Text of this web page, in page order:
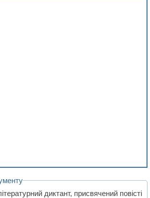
диктант, присвячений повісті